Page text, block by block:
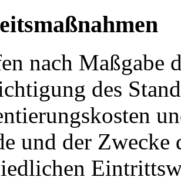
nach Maßgabe
des
und der Zwecke